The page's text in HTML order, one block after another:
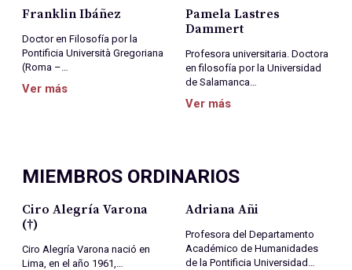
Franklin Ibáñez
Doctor en Filosofía por la
Pontificia Università Gregoriana
(Roma –…
Ver más
Pamela Lastres
Dammert
Profesora universitaria. Doctora
en filosofía por la Universidad
de Salamanca…
Ver más
MIEMBROS ORDINARIOS
Ciro Alegría Varona
(†)
Ciro Alegría Varona nació en
Lima, en el año 1961,…
Adriana Añi
Profesora del Departamento
Académico de Humanidades
de la Pontificia Universidad…